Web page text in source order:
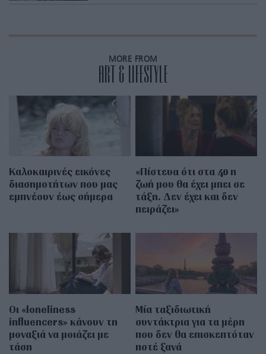
MORE FROM
ART & LIFESTYLE
Καλοκαιρινές εικόνες
διασημοτήτων που μας
εμπνέουν έως σήμερα
«Πίστευα ότι στα 40 η
ζωή μου θα έχει μπει σε
τάξη. Δεν έχει και δεν
πειράζει»
Οι «loneliness
influencers» κάνουν τη
μοναξιά να μοιάζει με
τάση
Μία ταξιδιωτική
συντάκτρια για τα μέρη
που δεν θα επισκεπτόταν
ποτέ ξανά